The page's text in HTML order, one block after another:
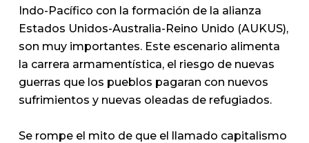
Indo-Pacífico con la formación de la alianza
Estados Unidos-Australia-Reino Unido (AUKUS),
son muy importantes. Este escenario alimenta
la carrera armamentística, el riesgo de nuevas
guerras que los pueblos pagaran con nuevos
sufrimientos y nuevas oleadas de refugiados.
Se rompe el mito de que el llamado capitalismo